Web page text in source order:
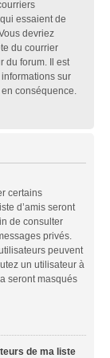
essaient de
devriez
du courrier
du forum. Il est
sur
conséquence.
certains
d’amis seront
de consulter
privés.
peuvent
un utilisateur à
seront masqués
de ma liste